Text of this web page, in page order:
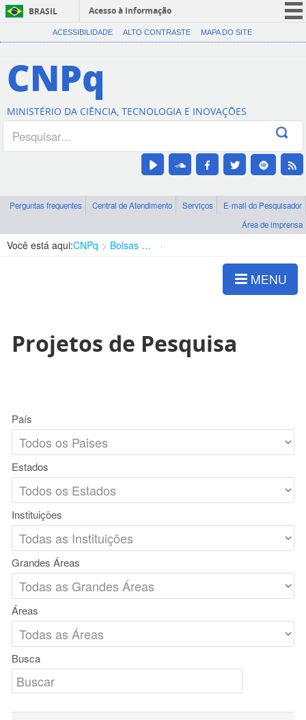
BRASIL
Acesso à informação
CORONAVÍRUS (COVID-19)
Canais
ACESSIBILIDADE ALTO CONTRASTE MAPA DO SITE
CNPq
MINISTÉRIO DA CIÊNCIA, TECNOLOGIA E INOVAÇÕES
Perguntas frequentes Central de Atendimento Serviços
E-mail do Pesquisador
Área de imprensa
Você está aqui:CNPq Bolsas e Auxílios Vigentes
MENU
Projetos de Pesquisa
País
Estados
Instituições
Grandes Áreas
Áreas
Busca